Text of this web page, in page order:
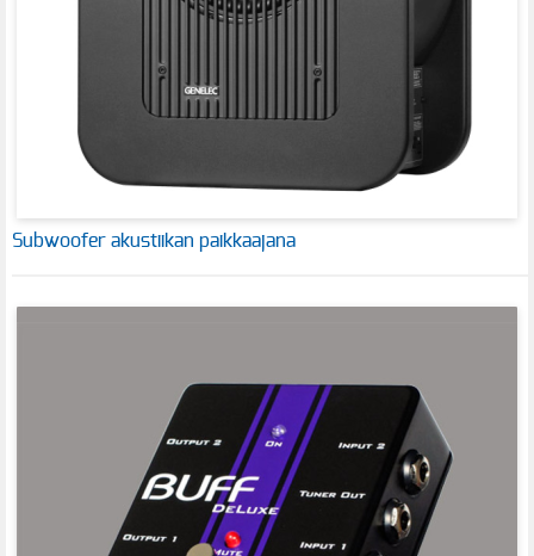
Subwoofer akustiikan paikkaajana